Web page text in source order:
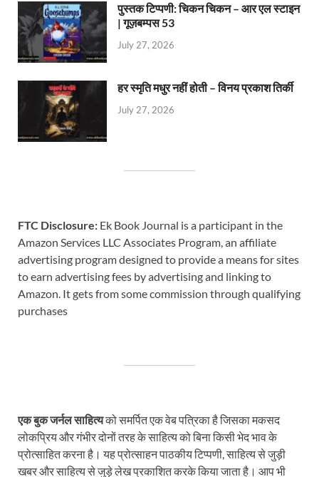
पुस्तक टिप्पणी: चिकन चिकन – आर एल स्टाइन
| गूज़बम्पस 53
July 27, 2026
हर स्मृति मधुर नहीं होती – विनय प्रकाश तिर्की
July 27, 2026
FTC Disclosure: Ek Book Journal is a participant in the
Amazon Services LLC Associates Program, an affiliate
advertising program designed to provide a means for sites
to earn advertising fees by advertising and linking to
Amazon. It gets from some commission through qualifying
purchases
एक बुक जर्नल साहित्यको समर्पित एक वेब पत्रिका है जिसका मकसद
लोकप्रिय और गंभीर दोनों तरह के साहित्य को बिना किसी भेद भाव के
प्रोत्साहित करना है। यह प्रोत्साहन पाठकीय टिप्पणी, साहित्य से जुड़ी
खबर और साहित्य से जुड़े लेख प्रकाशित करके किया जाता है। आप भी